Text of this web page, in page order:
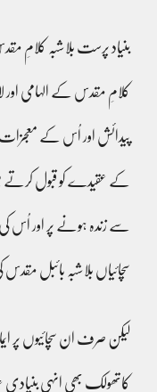
بنیاد پرست بلاشبہ کلامِ
کلامِ مقدس کے الہامی اور
پیدائش اور اُس کے معجزات
کے عقیدے کو قبول کرتے
سے زندہ ہونے پر اور اُس
سچائیاں بلاشبہ بائبل
لیکن صرف ان سچائیوں پر
کاتھولک بھی انہی بنیادی